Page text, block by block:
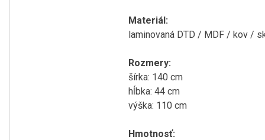
Materiál:
laminovaná DTD / MDF / kov /
Rozmery:
šírka: 140 cm
hĺbka: 44 cm
výška: 110 cm
Hmotnosť: